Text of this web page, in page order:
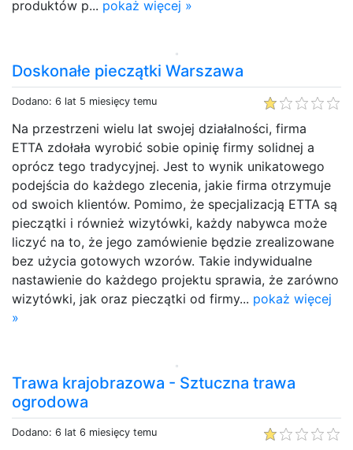
produktów p... pokaż więcej »
Doskonałe pieczątki Warszawa
Dodano: 6 lat 5 miesięcy temu
Na przestrzeni wielu lat swojej działalności, firma
ETTA zdołała wyrobić sobie opinię firmy solidnej a
oprócz tego tradycyjnej. Jest to wynik unikatowego
podejścia do każdego zlecenia, jakie firma otrzymuje
od swoich klientów. Pomimo, że specjalizacją ETTA są
pieczątki i również wizytówki, każdy nabywca może
liczyć na to, że jego zamówienie będzie zrealizowane
bez użycia gotowych wzorów. Takie indywidualne
nastawienie do każdego projektu sprawia, że zarówno
wizytówki, jak oraz pieczątki od firmy... pokaż więcej
»
Trawa krajobrazowa - Sztuczna trawa
ogrodowa
Dodano: 6 lat 6 miesięcy temu